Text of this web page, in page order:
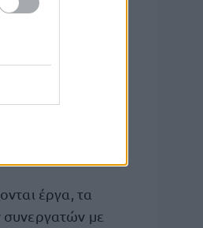
εποχή,
μέσα από
έργα, τα
συνεργατών με